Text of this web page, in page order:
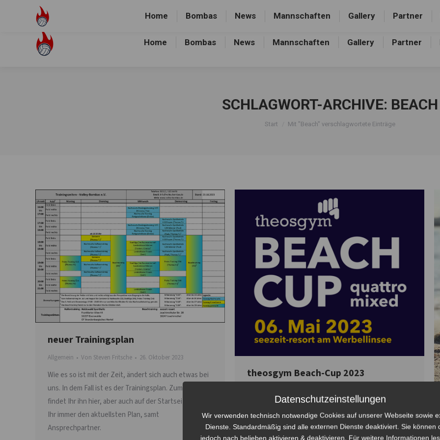
Volley-Bombas e.V.
Home Bombas News Mannschaften Gallery Partner
SCHLAGWORT-ARCHIVE: BEACH
Sie befinden sich hier:
Start Mit "Beach" verschlagwortete Einträge
neuer Trainingsplan
Allgemein Von Steven Fritsche 26. Oktober 2023
Wie es so ist mit der Zeit, ändert sich auch etwas bei
uns. In dem Fall ist es der Trainingsplan. Zum einen
findet Ihr ihn hier, aber auch auf der Startseite findet
Ihr immer den aktuellsten Plan, samt
Ansprechpartner.
theosgym Beach-Cup 2023
15. März 2023
Das Jahr ist noch jung, aber der nächste Event der
Bombas, mit freundlicher Unterstützung durch
Home Bombas News Mannschaften Gallery Partner
Datenschutzeinstellungen
Wir verwenden technisch notwendige Cookies auf unserer Webseite sowie
Dienste. Standardmäßig sind alle externen Dienste deaktiviert. Sie können
jedoch nach belieben aktivieren & deaktivieren. Für weitere Informationen